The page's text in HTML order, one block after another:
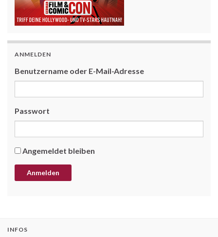
ANMELDEN
Benutzername oder E-Mail-Adresse
Passwort
Angemeldet bleiben
INFOS